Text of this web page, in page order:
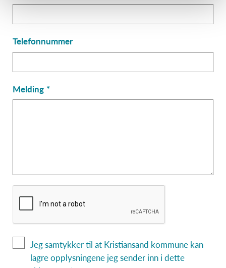
Telefonnummer
Melding
Jeg samtykker til at Kristiansand kommune kan
lagre opplysningene jeg sender inn i dette